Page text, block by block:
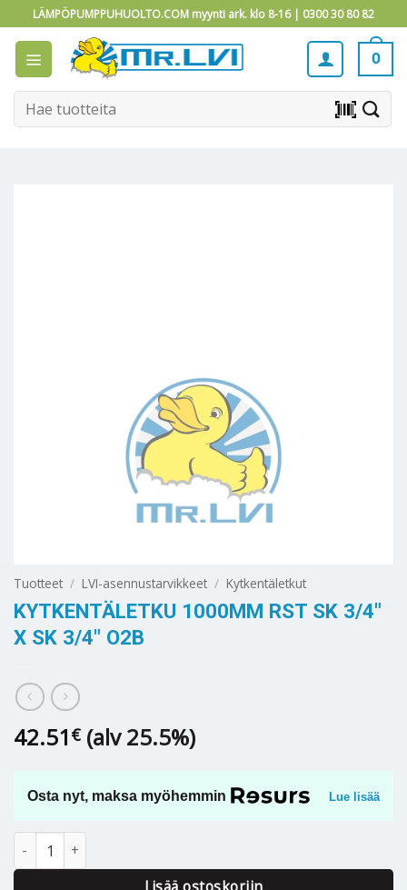
to
content
LÄMPÖPUMPPUHUOLTO.COM myynti ark. klo 8-16 | 0300 30 80 82
0
Etsi: barcode_scanner
Tuotteet / LVI-asennustarvikkeet / Kytkentäletkut
KYTKENTÄLETKU 1000MM RST SK 3/4″
X SK 3/4″ O2B
42.51 € (alv 25.5%)
Osta nyt, maksa myöhemmin Lue lisää
KYTKENTÄLETKU 1000mm RST SK 3/4" x SK 3/4" O2B määrä
Lisää ostoskoriin
Alternative: